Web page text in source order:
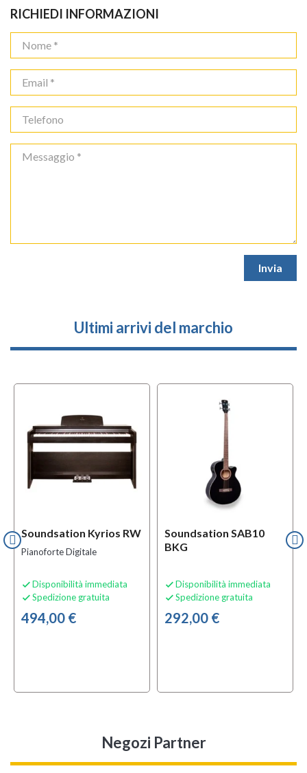
RICHIEDI INFORMAZIONI
Ultimi arrivi del marchio
Soundsation Kyrios RW
Pianoforte Digitale
 Disponibilità immediata
 Spedizione gratuita
494,00 €
Soundsation SAB10
BKG
 Disponibilità immediata
 Spedizione gratuita
292,00 €
Negozi Partner